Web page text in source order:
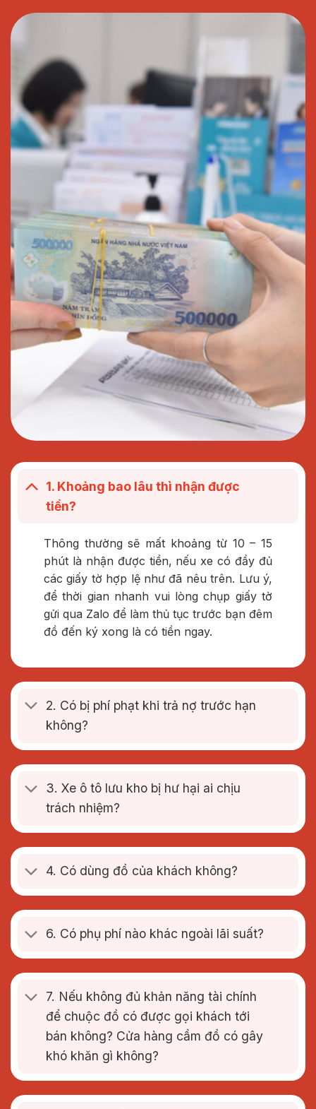
1. Khoảng bao lâu thì nhận được
tiền?
Thông thường sẽ mất khoảng từ 10 – 15
phút là nhận được tiền, nếu xe có đầy đủ
các giấy tờ hợp lệ như đã nêu trên. Lưu ý,
để thời gian nhanh vui lòng chụp giấy tờ
gửi qua Zalo để làm thủ tục trước bạn đêm
đồ đến ký xong là có tiền ngay.
2. Có bị phí phạt khi trả nợ trước hạn
không?
3. Xe ô tô lưu kho bị hư hại ai chịu
trách nhiệm?
4. Có dùng đồ của khách không?
6. Có phụ phí nào khác ngoài lãi suất?
7. Nếu không đủ khản năng tài chính
để chuộc đồ có được gọi khách tới
bán không? Cửa hàng cầm đồ có gây
khó khăn gì không?